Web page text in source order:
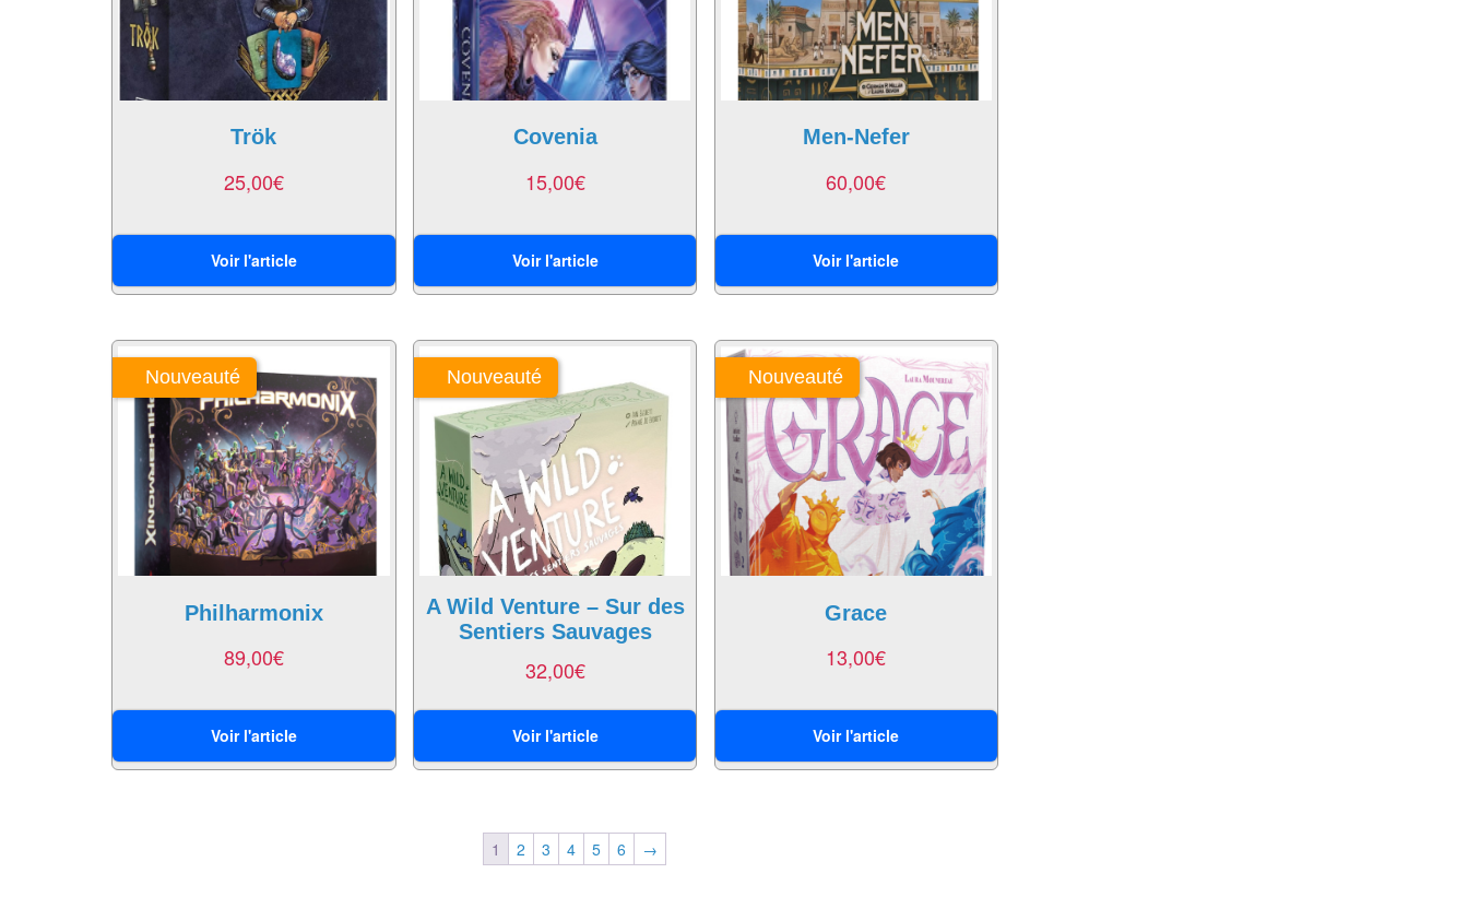
Trök
25,00€
Voir l'article
Covenia
15,00€
Voir l'article
Men-Nefer
60,00€
Voir l'article
Philharmonix
Nouveauté
89,00€
Voir l'article
A Wild Venture – Sur des
Sentiers Sauvages
Nouveauté
32,00€
Voir l'article
Grace
Nouveauté
13,00€
Voir l'article
1 2 3 4 5 6 →